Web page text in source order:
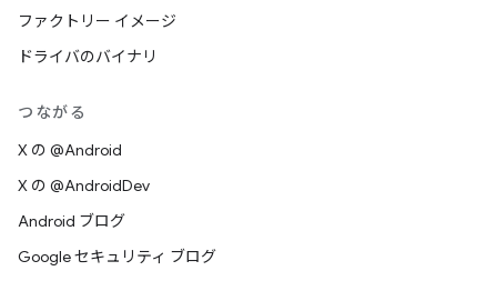
ファクトリー イメージ
ドライバのバイナリ
つながる
X の @Android
X の @AndroidDev
Android ブログ
Google セキュリティ ブログ